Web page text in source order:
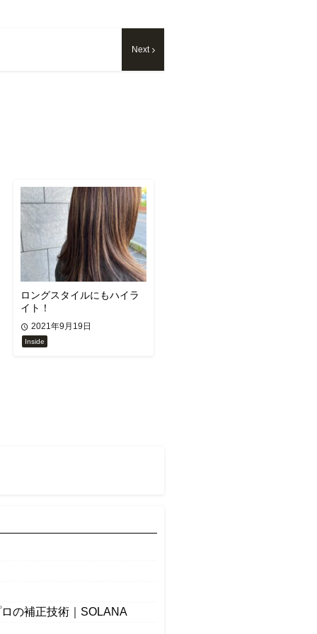
Next
ロングスタイルにもハイラ
イト！
2021年9月19日
Inside
の補正技術｜SOLANA